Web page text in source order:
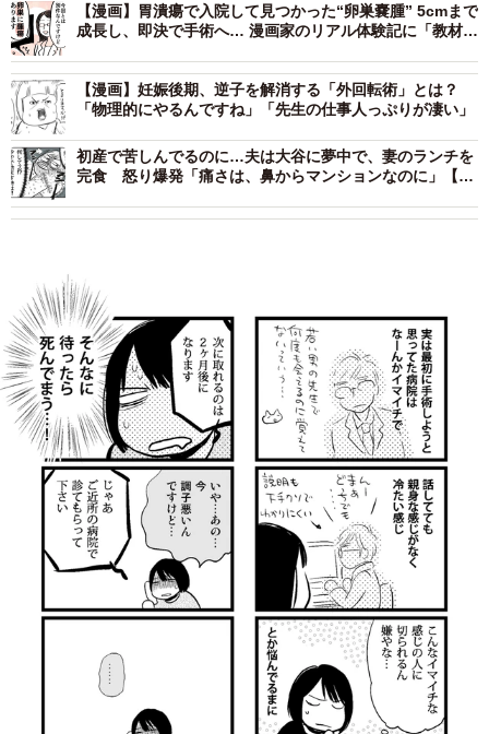
【漫画】胃潰瘍で入院して見つかった“卵巣嚢腫” 5cmまで
成長し、即決で手術へ… 漫画家のリアル体験記に「教材に
【漫画】妊娠後期、逆子を解消する「外回転術」とは？
「物理的にやるんですね」「先生の仕事人っぷりが凄い」
初産で苦しんでるのに…夫は大谷に夢中で、妻のランチを
完食 怒り爆発「痛さは、鼻からマンションなのに」【漫